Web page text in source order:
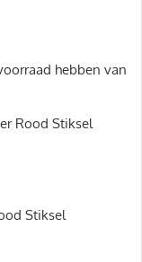
hebben van
Rood Stiksel
Stiksel